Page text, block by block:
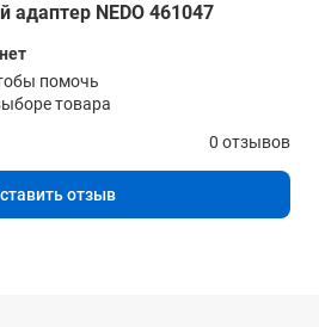
NEDO 461047
помочь
товара
0 отзывов
отзыв